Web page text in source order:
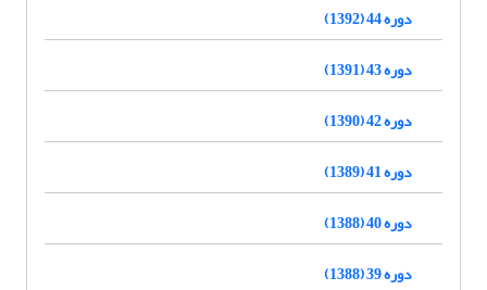
دوره 44 (1392)
دوره 43 (1391)
دوره 42 (1390)
دوره 41 (1389)
دوره 40 (1388)
دوره 39 (1388)